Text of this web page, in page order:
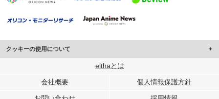
クッキーの使用について
このサイトでは Cookie を使用して、ユーザーに合わせたコンテンツや広告の
行っています。
elthaとは
会社概要 個人情報保護方針